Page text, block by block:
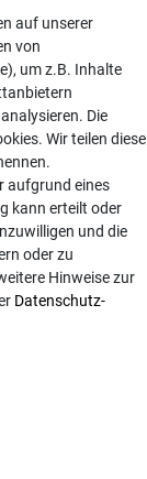
ggf.
Hansen | Realisation
auf unserer
von
um z.B. Inhalte
Die
Wir teilen diese
aufgrund eines
kann erteilt oder
und die
oder zu
Hinweise zur
Daten­schutz­